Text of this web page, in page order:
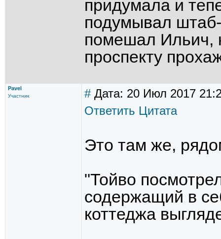
придумала и
подумывал штаб-
помешал Ильич,
проспекту
Pavel
Участник #Дата: 20 Июл 2017
Ответить Цитата
Это там же,
"Тойво
содержащий в
коттеджа